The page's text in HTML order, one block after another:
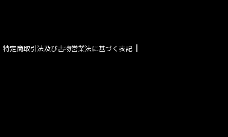
特定商取引法及び古物営業法に基づく表記